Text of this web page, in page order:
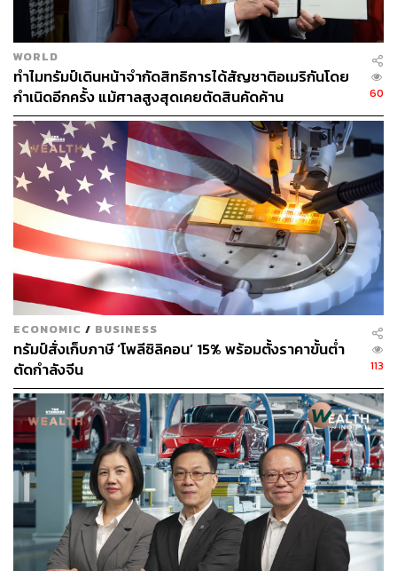
ประการที่ 2 คือ ภาคธุรกิจทั้งฝั่งจีนและสหรัฐฯ ยังคงต่อต้าน
การแยกตัวทางเศรษฐกิจ เพราะไม่ว่าความสัมพันธ์ทางการ
เมืองจะวุ่นวายแค่ไหนก็ตาม แต่ความสัมพันธ์ทางธุรกิจ การ
ลงทุน และห่วงโซ่อุปทาน ไม่สามารถตัดขาดกันได้อย่าง
รวดเร็ว เนื่องจากตลาดจีนยังคงเป็นหนึ่งในตลาดที่มีการ
เติบโตระยะยาวและน่าดึงดูดที่สุดอยู่ นอกจากนี้ บริษัทในจีนก็
ยังไม่สามารถเลิกใช้เทคโนโลยีจากต่างประเทศได้
ประการที่ 3 คือ เวลา แม้ว่าเมื่อช่วงปลายเดือนกรกฎาคมที่
ผ่านมา วุฒิสภาสหรัฐฯ ได้เสนอร่างกฎหมายใหม่ ซึ่งในทาง
ทฤษฎีแล้วสามารถสร้างแรงจูงใจทางภาษี และดึงห่วงโซ่การ
ผลิตแบตเตอรี่รถยนต์ไฟฟ้า (EV) ออกจากจีนกลับเข้าสู่สหรัฐฯ
ได้ เป็นการสนับสนุนการแยกตัวทางเศรษฐกิจของทั้ง 2
ประเทศ อย่างไรก็ตาม ตามการประเมินของนักวิเคราะห์จาก
Goldman Sachs ระบุว่า ในความเป็นจริงนั้น กระบวนการดัง
กล่าวอาจใช้เวลานาน 4-7 ปี
อ้างอิง:
https://www.ft.com/content/6673622f-14a5-4644-939
1-fe9b589d201c?list=intlhomepage
ช่องทางติดตามTHE STANDARD WEALTH
Twitter: twitter.com/standard_wealth
WORLD
ทำไมทรัมป์เดินหน้าจำกัดสิทธิการได้สัญชาติอเมริกันโดย
กำเนิดอีกครั้ง แม้ศาลสูงสุดเคยตัดสินคัดค้าน
60
ECONOMIC / BUSINESS
ทรัมป์สั่งเก็บภาษี ‘โพลีซิลิคอน’ 15% พร้อมตั้งราคาขั้นต่ำ
ตัดกำลังจีน
113